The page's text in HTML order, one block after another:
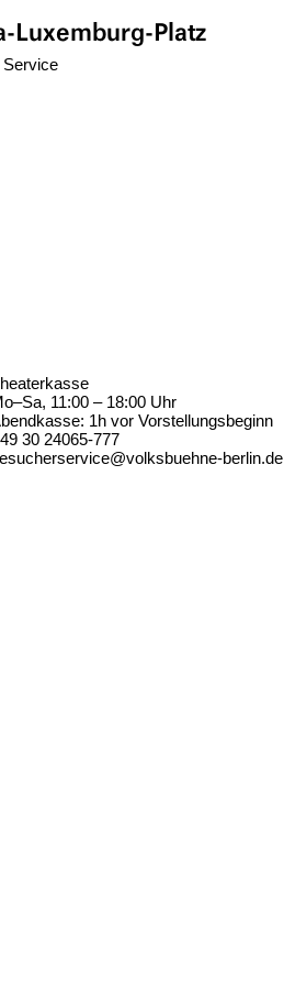
Luxemburg-Platz
Service
11:00 – 18:00 Uhr
1h vor Vorstellungsbeginn
30 24065-777
berlin.de